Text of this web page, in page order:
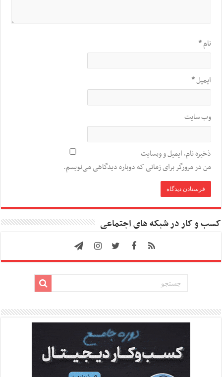
نام*
ایمیل*
وب‌ سایت
ذخیره نام، ایمیل و وبسایت
من در مرورگر برای زمانی که دوباره دیدگاهی می‌نویسم.
کسب و کار در شبکه های اجتماعی